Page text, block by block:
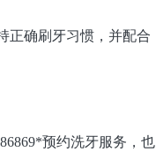
正确刷牙习惯，并配合
预约洗牙服务，也